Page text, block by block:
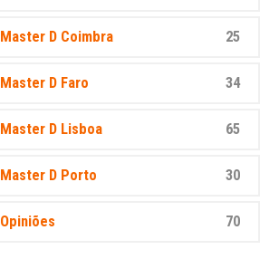
Master D Coimbra 25
Master D Faro 34
Master D Lisboa 65
Master D Porto 30
Opiniões 70